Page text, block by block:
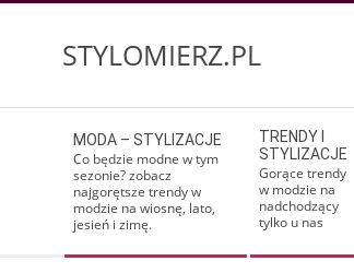
STYLOMIERZ.PL
Navigation
Menu
MODA – STYLIZACJE
Co będzie modne w tym
sezonie? zobacz
najgorętsze trendy w
modzie na wiosnę, lato,
jesień i zimę.
TRENDY I
STYLIZACJE
Gorące trendy
w modzie na
nadchodzący
tylko u nas